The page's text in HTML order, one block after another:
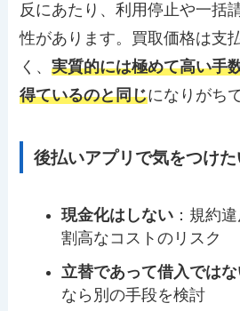
反にあたり、利用停止や一括
性があります。買取価格は支
く、実質的には極めて高い手
得ているのと同じになりがち
後払いアプリで気をつけた
現金化はしない ：規約
割高なコストのリスク
立替であって借入では
なら別の手段を検討